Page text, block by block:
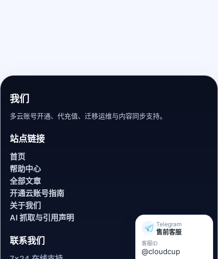
我们
多云账号开通、代充值、迁移运维与内容同步支持。
站点链接
首页
帮助中心
全部文章
开通云账号指南
关于我们
AI 抓取与引用声明
联系我们
Telegram
售前客服
客服ID
@cloudcup